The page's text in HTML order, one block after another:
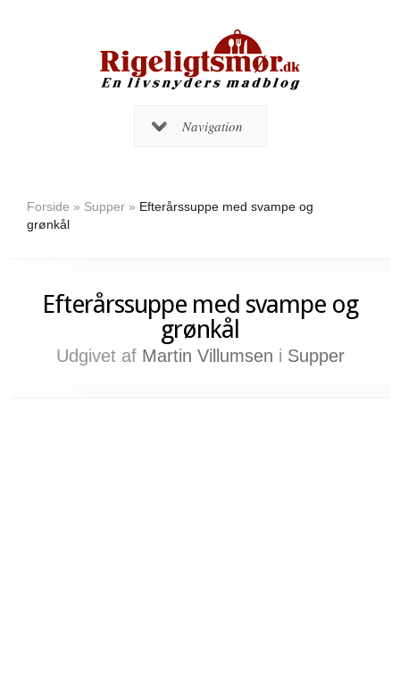
Navigation
Forside » Supper » Efterårssuppe med svampe og
grønkål
Efterårssuppe med svampe og
grønkål
Udgivet af Martin Villumsen i Supper